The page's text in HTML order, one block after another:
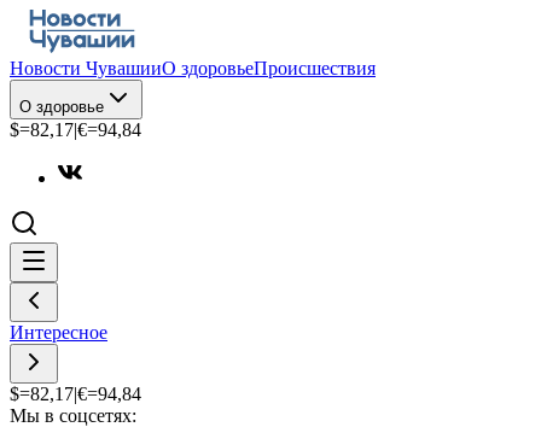
Новости ЧувашииО здоровьеПроисшествия
О здоровье
$=82,17|€=94,84
Интересное
$=82,17|€=94,84
Мы в соцсетях: